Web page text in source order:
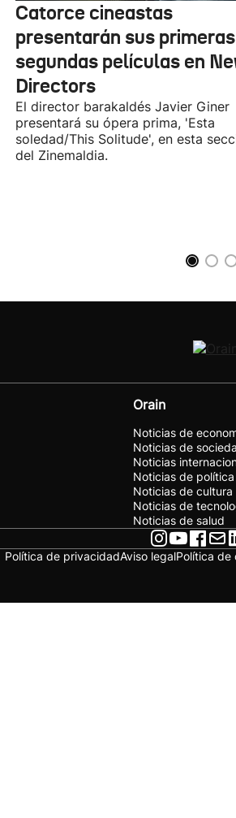
Catorce cineastas
presentarán sus
segundas películas en
Directors
El director barakaldés Javier Giner
presentará su ópera prima, 'Esta
soledad/This Solitude', en esta
del Zinemaldia.
Orain
Noticias de
Noticias de
Noticias
Noticias de política
Noticias de cultura
Noticias de
Noticias de salud
Política de privacidadAviso legalPolítica de